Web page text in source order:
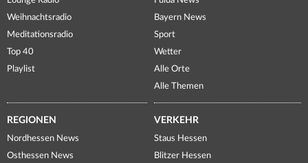
Weihnachtsradio
Meditationsradio
Top 40
Playlist
Bayern News
Sport
Wetter
Alle Orte
Alle Themen
REGIONEN
Nordhessen News
Osthessen News
VERKEHR
Staus Hessen
Blitzer Hessen